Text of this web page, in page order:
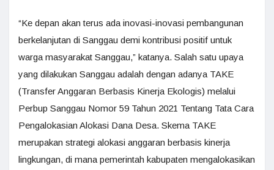
“Ke depan akan terus ada inovasi-inovasi pembangunan
berkelanjutan di Sanggau demi kontribusi positif untuk
warga masyarakat Sanggau,” katanya. Salah satu upaya
yang dilakukan Sanggau adalah dengan adanya TAKE
(Transfer Anggaran Berbasis Kinerja Ekologis) melalui
Perbup Sanggau Nomor 59 Tahun 2021 Tentang Tata Cara
Pengalokasian Alokasi Dana Desa. Skema TAKE
merupakan strategi alokasi anggaran berbasis kinerja
lingkungan, di mana pemerintah kabupaten mengalokasikan